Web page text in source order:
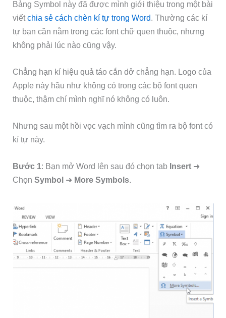
Bảng Symbol này đã được mình giới thiệu trong một bài
viếtchia sẻ cách chèn kí tự trong Word. Thường các kí
tự bạn cần nằm trong các font chữ quen thuộc, nhưng
không phải lúc nào cũng vậy.
Chẳng hạn kí hiệu quả táo cắn dở chẳng hạn. Logo của
Apple này hầu như không có trong các bộ font quen
thuộc, thậm chí mình nghĩ nó không có luôn.
Nhưng sau một hồi vọc vạch mình cũng tìm ra bộ font có
kí tự này.
Bước 1: Bạn mở Word lên sau đó chọn tab Insert ➜
ChọnSymbol ➜ More Symbols.